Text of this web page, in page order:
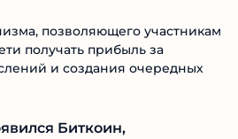
позволяющего участникам
получать прибыль за
и создания очередных
Биткоин,